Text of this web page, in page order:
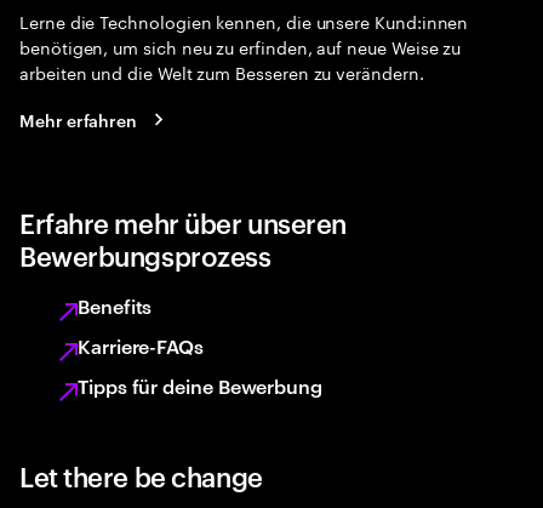
Lerne die Technologien kennen, die unsere Kund:innen
benötigen, um sich neu zu erfinden, auf neue Weise zu
arbeiten und die Welt zum Besseren zu verändern.
Mehr erfahren
Erfahre mehr über unseren
Bewerbungsprozess
Benefits
Karriere-FAQs
Tipps für deine Bewerbung
Let there be change